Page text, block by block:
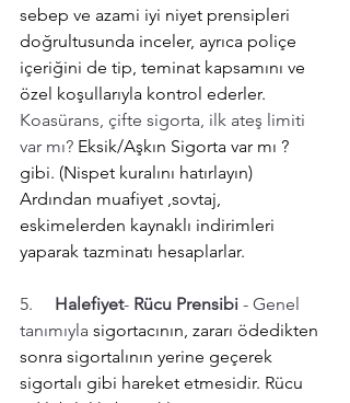
sebep ve azami iyi niyet prensipleri
doğrultusunda inceler, ayrıca poliçe
içeriğini de tip, teminat kapsamını ve
özel koşullarıyla kontrol ederler.
Koasürans, çifte sigorta, ilk ateş limiti
var mı? Eksik/Aşkın Sigorta var mı ?
gibi. (Nispet kuralını hatırlayın)
Ardından muafiyet ,sovtaj,
eskimelerden kaynaklı indirimleri
yaparak tazminatı hesaplarlar.
5. Halefiyet- Rücu Prensibi - Genel
tanımıyla sigortacının, zararı ödedikten
sonra sigortalının yerine geçerek
sigortalı gibi hareket etmesidir. Rücu